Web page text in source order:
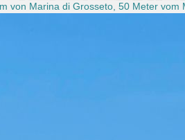
von Marina di Grosseto, 50 Meter vom